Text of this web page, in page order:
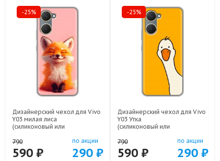
-25%
Дизайнерский чехол для Vivo
Y03 милая лиса
(силиконовый или
арт: 83104-22141
790
590 ₽
по акции
290 ₽
-25%
Дизайнерский чехол для Vivo
Y03 Утка
(силиконовый или
арт: 83104-21813
790
590 ₽
по акции
290 ₽